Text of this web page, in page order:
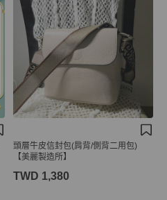
頭層牛皮信封包(肩背/側背二用包)
【美麗製造所】
TWD 1,380